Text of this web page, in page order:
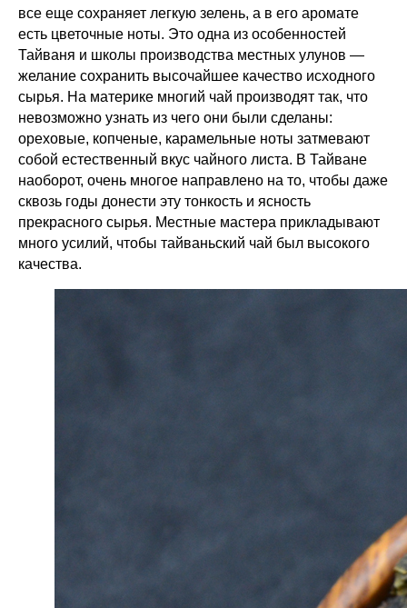
все еще сохраняет легкую зелень, а в его аромате
есть цветочные ноты. Это одна из особенностей
Тайваня и школы производства местных улунов —
желание сохранить высочайшее качество исходного
сырья. На материке многий чай производят так, что
невозможно узнать из чего они были сделаны:
ореховые, копченые, карамельные ноты затмевают
собой естественный вкус чайного листа. В Тайване
наоборот, очень многое направлено на то, чтобы даже
сквозь годы донести эту тонкость и ясность
прекрасного сырья. Местные мастера прикладывают
много усилий, чтобы тайваньский чай был высокого
качества.